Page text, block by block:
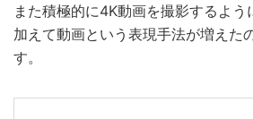
また積極的に4K動画を撮影するよう
加えて動画という表現手法が増えた
す。